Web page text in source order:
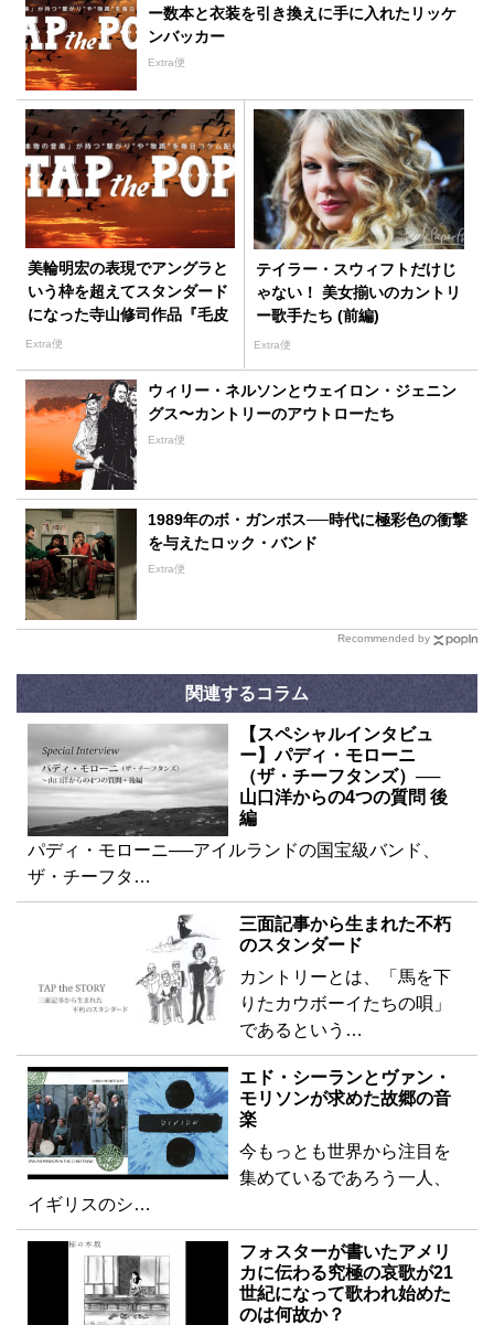
ー数本と衣装を引き換えに手に入れたリッケ
ンバッカー
Extra便
美輪明宏の表現でアングラと
いう枠を超えてスタンダード
になった寺山修司作品『毛皮
のマリー』
Extra便
テイラー・スウィフトだけじ
ゃない！ 美女揃いのカントリ
ー歌手たち (前編)
Extra便
ウィリー・ネルソンとウェイロン・ジェニン
グス〜カントリーのアウトローたち
Extra便
1989年のボ・ガンボス──時代に極彩色の衝撃
を与えたロック・バンド
Extra便
Recommended by
関連するコラム
【スペシャルインタビュ
ー】パディ・モローニ
（ザ・チーフタンズ）──
山口洋からの4つの質問 後
編
パディ・モローニ──アイルランドの国宝級バンド、
ザ・チーフタ…
三面記事から生まれた不朽
のスタンダード
カントリーとは、「馬を下
りたカウボーイたちの唄」
であるという…
エド・シーランとヴァン・
モリソンが求めた故郷の音
楽
今もっとも世界から注目を
集めているであろう一人、
イギリスのシ…
フォスターが書いたアメリ
カに伝わる究極の哀歌が21
世紀になって歌われ始めた
のは何故か？